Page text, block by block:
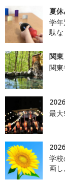
夏
学
駄な
関
関
最
学
画し